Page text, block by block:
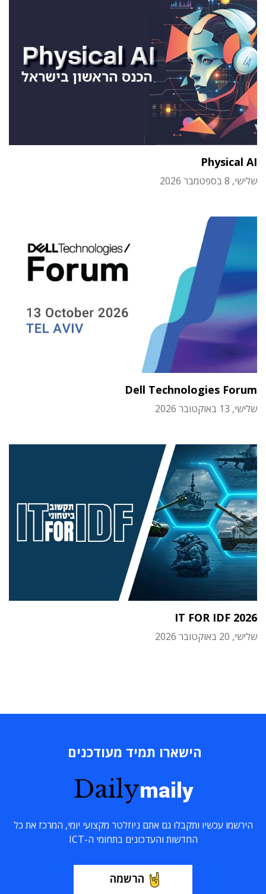
Physical AI
שלישי, 8 בספטמבר 2026
Dell Technologies Forum
שלישי, 13 באוקטובר 2026
IT FOR IDF 2026
שלישי, 20 באוקטובר 2026
הישארו תמיד מעודכנים
Dailymaily
הירשמו עכשיו ותקבלו גם אתם ניוזלטר מקצועי יומי, המרכז את כל
החדשות והעדכונים בתחומי ה-ICT
הרשמה